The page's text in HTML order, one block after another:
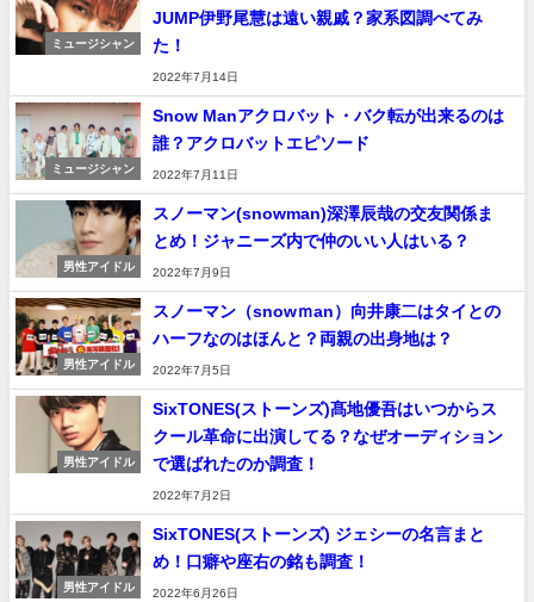
ミュージシャン
JUMP伊野尾慧は遠い親戚？家系図調べてみ
た！
2022年7月14日
ミュージシャン
Snow Manアクロバット・バク転が出来るのは
誰？アクロバットエピソード
2022年7月11日
男性アイドル
スノーマン(snowman)深澤辰哉の交友関係ま
とめ！ジャニーズ内で仲のいい人はいる？
2022年7月9日
男性アイドル
スノーマン（snowｍan）向井康二はタイとの
ハーフなのはほんと？両親の出身地は？
2022年7月5日
男性アイドル
SixTONES(ストーンズ)髙地優吾はいつからス
クール革命に出演してる？なぜオーディション
で選ばれたのか調査！
2022年7月2日
男性アイドル
SixTONES(ストーンズ) ジェシーの名言まと
め！口癖や座右の銘も調査！
2022年6月26日